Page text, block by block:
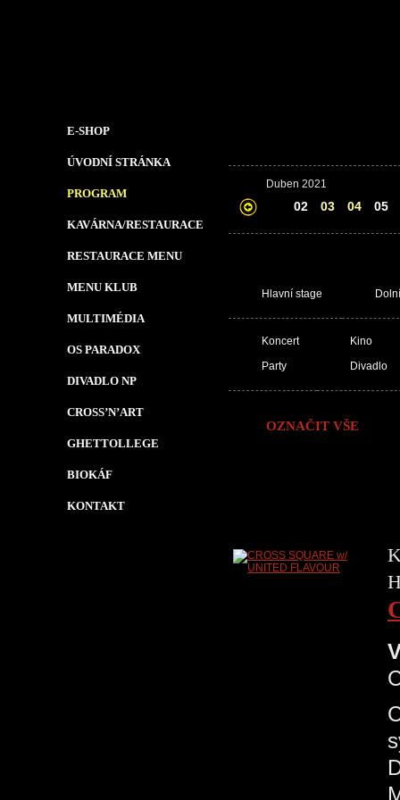
E-SHOP
ÚVODNÍ STRÁNKA
PROGRAM
KAVÁRNA/RESTAURACE
RESTAURACE MENU
MENU KLUB
MULTIMÉDIA
OS PARADOX
DIVADLO NP
CROSS’N’ART
GHETTOLLEGE
BIOKÁF
KONTAKT
Duben 2021
02 03 04 05
Hlavní stage
Koncert
Party
Kino
Divadlo
OZNAČIT VŠE